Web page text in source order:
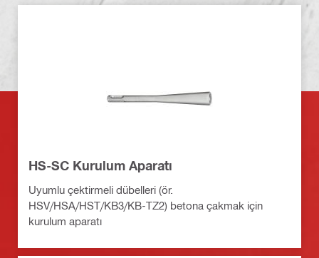
HS-SC Kurulum Aparatı
Uyumlu çektirmeli dübelleri (ör.
HSV/HSA/HST/KB3/KB-TZ2) betona çakmak için
kurulum aparatı